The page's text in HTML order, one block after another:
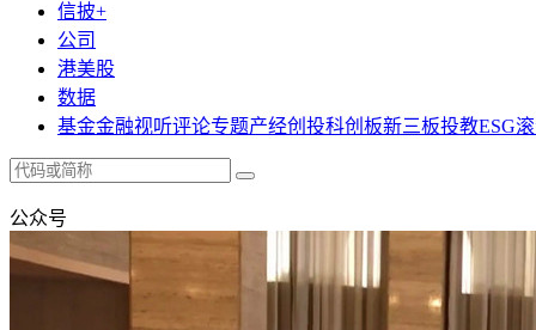
信披+
公司
港美股
数据
基金金融视听评论专题产经创投科创板新三板投教ESG
公众号